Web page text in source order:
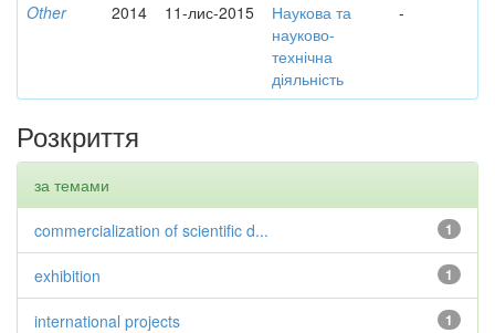
Other 2014 11-лис-2015
Наукова та
науково-
технічна
діяльність
-
Розкриття
за темами
1
commercialization of scientific d...
1
exhibition
1
international projects